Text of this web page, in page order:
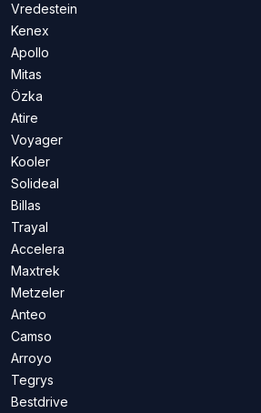
Vredestein
Kenex
Apollo
Mitas
Özka
Atire
Voyager
Kooler
Solideal
Billas
Trayal
Accelera
Maxtrek
Metzeler
Anteo
Camso
Arroyo
Tegrys
Bestdrive